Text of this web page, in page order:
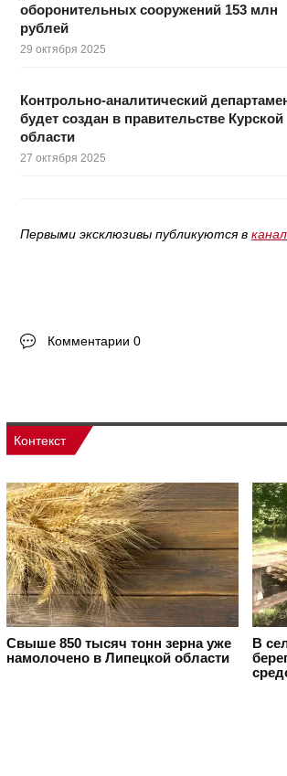
оборонительных сооружений 153 млн
рублей
29 октября 2025
Контрольно-аналитический
будет создан в правительстве Курской
области
27 октября 2025
Первыми эксклюзивы публикуются в
Комментарии 0
Контекст
Свыше 850 тысяч тонн зерна уже
намолочено в Липецкой области
В